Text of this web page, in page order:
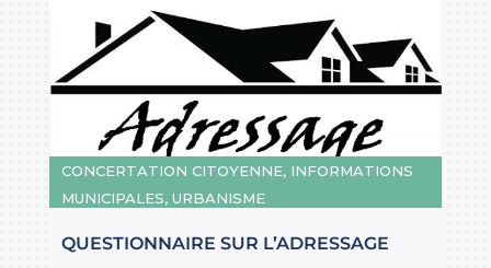
CONCERTATION CITOYENNE, INFORMATIONS
MUNICIPALES, URBANISME
QUESTIONNAIRE SUR L’ADRESSAGE